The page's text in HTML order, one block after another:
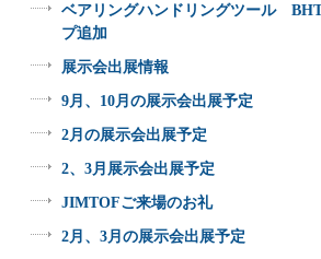
ベアリングハンドリングツール
プ追加
展示会出展情報
9月、10月の展示会出展予定
2月の展示会出展予定
2、3月展示会出展予定
JIMTOFご来場のお礼
2月、3月の展示会出展予定